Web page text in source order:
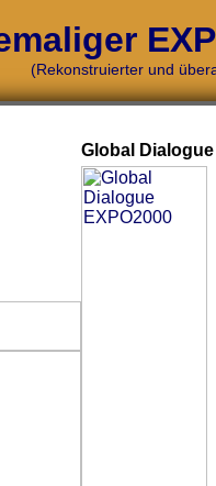
(Rekonstruierter und
Global Dialogue